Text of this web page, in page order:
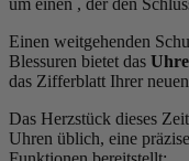
Einen weitgehenden
Blessuren bietet das
das Zifferblatt Ihrer
Das Herzstück dieses
Uhren üblich, eine